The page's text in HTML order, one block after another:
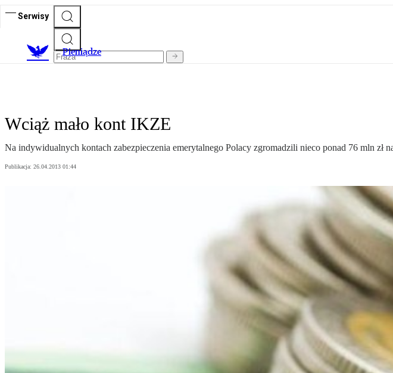
Serwisy
Pieniądze
Wciąż mało kont IKZE
Na indywidualnych kontach zabezpieczenia emerytalnego Polacy zgromadzili nieco ponad 76 mln zł
Publikacja: 26.04.2013 01:44